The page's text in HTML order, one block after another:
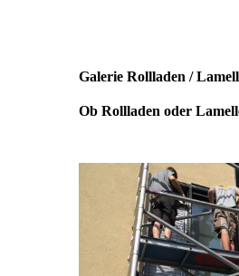
Galerie Rollladen /
Ob Rollladen oder